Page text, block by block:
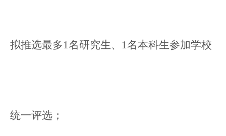
拟推选最多1名研究生、1名本科生参加学校
统一评选；